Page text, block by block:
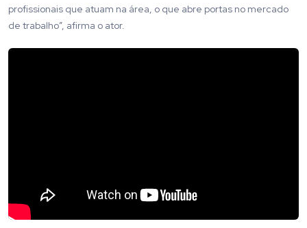
profissionais que atuam na área, o que abre portas no mercado
de trabalho”, afirma o ator.